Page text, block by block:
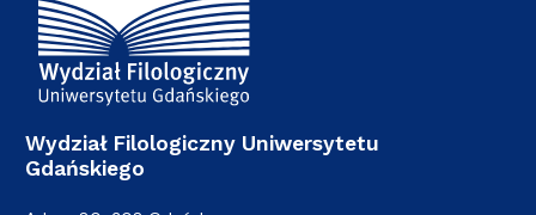
Wydział Filologiczny Uniwersytetu
Gdańskiego